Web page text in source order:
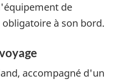
de
à son bord.
accompagné d'un